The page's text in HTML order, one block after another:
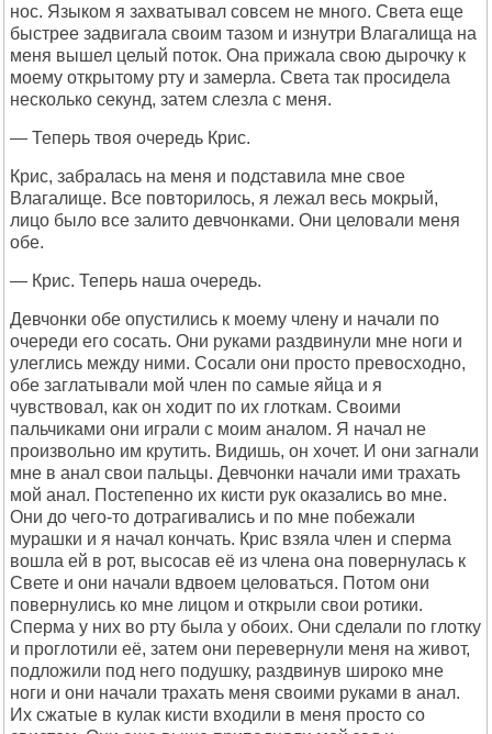
нос. Языком я захватывал совсем не много. Света еще
быстрее задвигала своим тазом и изнутри Влагалища на
меня вышел целый поток. Она прижала свою дырочку к
моему открытому рту и замерла. Света так просидела
несколько секунд, затем слезла с меня.
— Теперь твоя очередь Крис.
Крис, забралась на меня и подставила мне свое
Влагалище. Все повторилось, я лежал весь мокрый,
лицо было все залито девчонками. Они целовали меня
обе.
— Крис. Теперь наша очередь.
Девчонки обе опустились к моему члену и начали по
очереди его сосать. Они руками раздвинули мне ноги и
улеглись между ними. Сосали они просто превосходно,
обе заглатывали мой член по самые яйца и я
чувствовал, как он ходит по их глоткам. Своими
пальчиками они играли с моим аналом. Я начал не
произвольно им крутить. Видишь, он хочет. И они загнали
мне в анал свои пальцы. Девчонки начали ими трахать
мой анал. Постепенно их кисти рук оказались во мне.
Они до чего-то дотрагивались и по мне побежали
мурашки и я начал кончать. Крис взяла член и сперма
вошла ей в рот, высосав её из члена она повернулась к
Свете и они начали вдвоем целоваться. Потом они
повернулись ко мне лицом и открыли свои ротики.
Сперма у них во рту была у обоих. Они сделали по глотку
и проглотили её, затем они перевернули меня на живот,
подложили под него подушку, раздвинув широко мне
ноги и они начали трахать меня своими руками в анал.
Их сжатые в кулак кисти входили в меня просто со